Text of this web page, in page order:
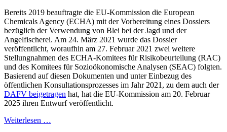
Bereits 2019 beauftragte die EU-Kommission die European
Chemicals Agency (ECHA) mit der Vorbereitung eines Dossiers
bezüglich der Verwendung von Blei bei der Jagd und der
Angelfischerei. Am 24. März 2021 wurde das Dossier
veröffentlicht, woraufhin am 27. Februar 2021 zwei weitere
Stellungnahmen des ECHA-Komitees für Risikobeurteilung (RAC)
und des Komitees für Sozioökonomische Analysen (SEAC) folgten.
Basierend auf diesen Dokumenten und unter Einbezug des
öffentlichen Konsultationsprozesses im Jahr 2021, zu dem auch der
DAFV beigetragen hat, hat die EU-Kommission am 20. Februar
2025 ihren Entwurf veröffentlicht.
Weiterlesen …